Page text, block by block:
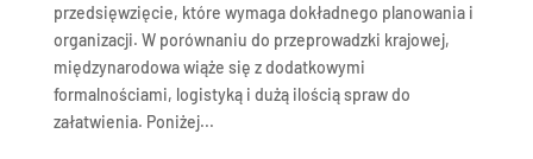
przedsięwzięcie, które wymaga dokładnego planowania i
organizacji. W porównaniu do przeprowadzki krajowej,
międzynarodowa wiąże się z dodatkowymi
formalnościami, logistyką i dużą ilością spraw do
załatwienia. Poniżej...